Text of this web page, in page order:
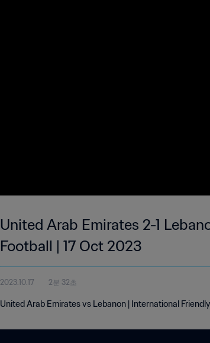
United Arab Emirates 2-1
Football | 17 Oct 2023
2023.10.17 2분 32초
United Arab Emirates vs Lebanon | International